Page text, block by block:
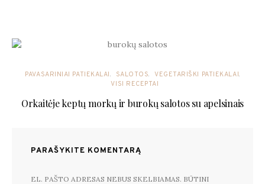
PAVASARINIAI PATIEKALAI SALOTOS
VEGETARIŠKI PATIEKALAI
VISI RECEPTAI
Orkaitėje keptų morkų ir burokų salotos su apelsinais
PARAŠYKITE KOMENTARĄ
EL. PAŠTO ADRESAS NEBUS SKELBIAMAS. BŪTINI